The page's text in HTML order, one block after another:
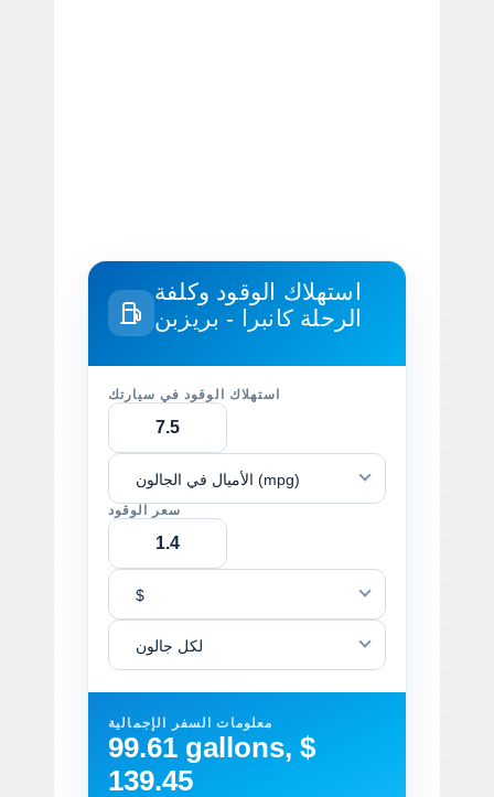
استهلاك الوقود وكلفة
الرحلة كانبرا - بريزبن
استهلاك الوقود في سيارتك
الأميال في الجالون (mpg)
سعر الوقود
$
لكل جالون
معلومات السفر الإجمالية
99.61 gallons, $
139.45